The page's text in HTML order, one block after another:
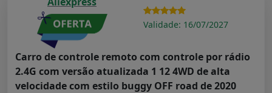
Validade: 16/07/2027
Carro de controle remoto com controle por rádio
2.4G com versão atualizada 1 12 4WD de alta
velocidade com estilo buggy OFF road de 2020